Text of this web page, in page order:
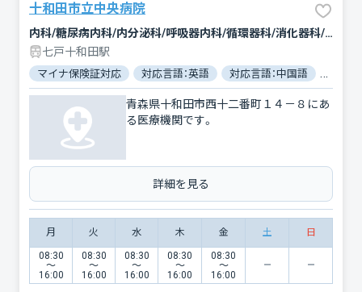
十和田市立中央病院
内科/糖尿病内科/内分泌科/呼吸器内科/循環器科/消化器科/神経内科/外科/脳神経外科/整形外科/小児科/産婦人科/眼科/耳鼻咽喉科/皮膚科/泌尿器科/精神科・神経科/リハビリテーション/放射線科/救急科/麻酔科
七戸十和田駅
マイナ保険証対応 対応言語：英語 対応言語：中国語
青森県十和田市西十二番町１４－８にあ
る医療機関です。
詳細を見る
月 火 水 木 金 土 日
08:30
〜
16:00
08:30
〜
16:00
08:30
〜
16:00
08:30
〜
16:00
08:30
〜
16:00